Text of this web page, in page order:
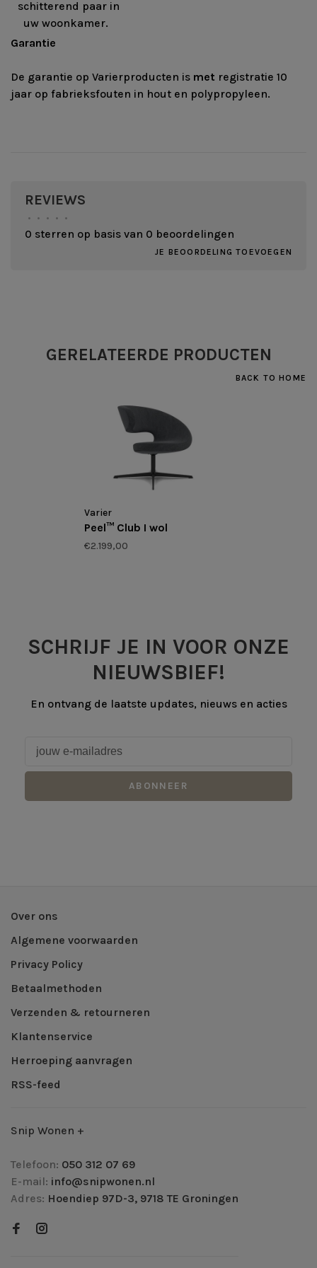
schitterend paar in
uw woonkamer.
Garantie
De garantie op Varierproducten is met registratie 10
jaar op fabrieksfouten in hout en polypropyleen.
REVIEWS
• • • • •
0 sterren op basis van 0 beoordelingen
JE BEOORDELING TOEVOEGEN
GERELATEERDE PRODUCTEN
BACK TO HOME
Varier
Peel™ Club I wol
€2.199,00
SCHRIJF JE IN VOOR ONZE
NIEUWSBIEF!
En ontvang de laatste updates, nieuws en acties
ABONNEER
Over ons
Algemene voorwaarden
Privacy Policy
Betaalmethoden
Verzenden & retourneren
Klantenservice
Herroeping aanvragen
RSS-feed
Snip Wonen +
Telefoon: 050 312 07 69
E-mail: info@snipwonen.nl
Adres: Hoendiep 97D-3, 9718 TE Groningen